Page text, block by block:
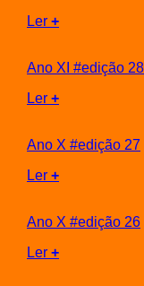
Ler +
Ano XI #edição 28
Ler +
Ano X #edição 27
Ler +
Ano X #edição 26
Ler +